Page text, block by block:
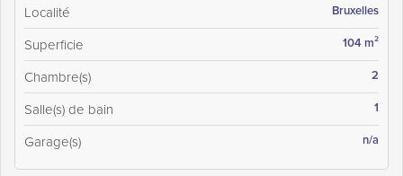
Localité Bruxelles
Superficie 104 m²
Chambre(s) 2
Salle(s) de bain 1
Garage(s) n/a